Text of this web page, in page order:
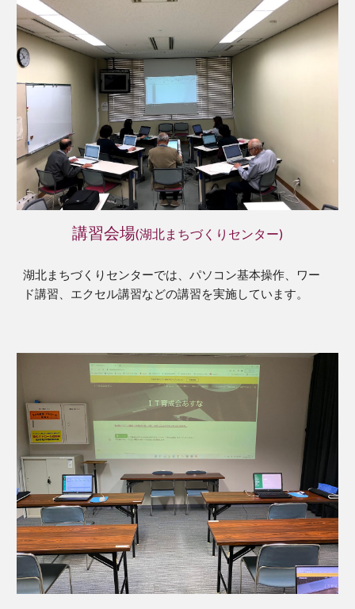
講習会場(湖北まちづくりセンター)
湖北まちづくりセンターでは、パソコン基本操作、ワー
ド講習、エクセル講習などの講習を実施しています。